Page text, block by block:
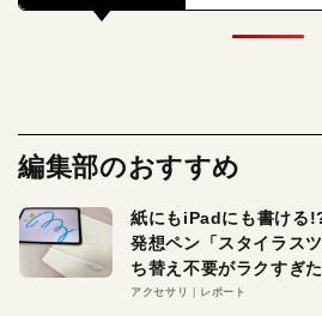
編集部のおすすめ
紙にもiPadにも書ける
発想ペン「スタイラス
ち替え不要がラクすぎた
アクセサリ レポート